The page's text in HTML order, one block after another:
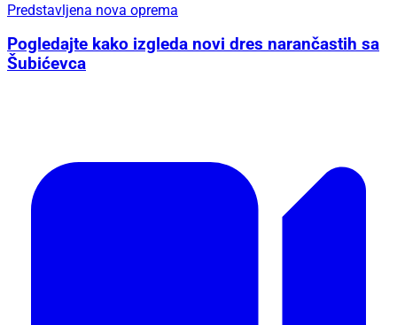
Predstavljena nova oprema
Pogledajte kako izgleda novi dres narančastih sa
Šubićevca